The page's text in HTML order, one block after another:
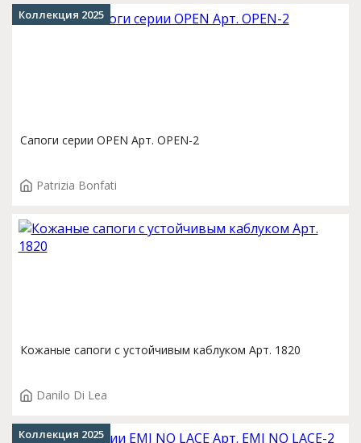
Сапоги серии OPEN Арт. OPEN-2
Patrizia Bonfati
Коллекция 2025
Кожаные сапоги с устойчивым каблуком Арт. 1820
Danilo Di Lea
Коллекция 2025